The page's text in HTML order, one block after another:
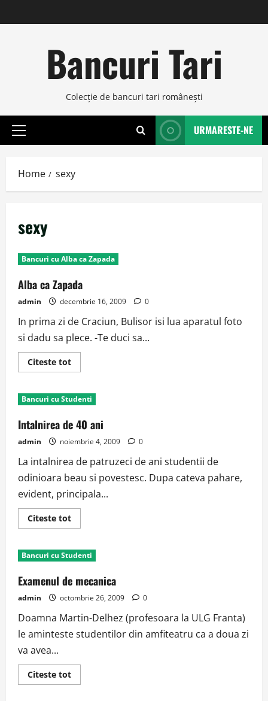
to
Bancuri Tari
Colecţie de bancuri tari româneşti
Primary
URMARESTE-NE
Home sexy
sexy
Bancuri cu Alba ca Zapada
Alba ca Zapada
admin decembrie 16, 2009 0
In prima zi de Craciun, Bulisor isi lua aparatul foto
si dadu sa plece. -Te duci sa...
Citeste totRead
more
ca
Zapada
Bancuri cu Studenti
Intalnirea de 40 ani
admin noiembrie 4, 2009 0
La intalnirea de patruzeci de ani studentii de
odinioara beau si povestesc. Dupa cateva pahare,
evident, principala...
Citeste totRead
more
de
40
Bancuri cu Studenti
Examenul de mecanica
admin octombrie 26, 2009 0
Doamna Martin-Delhez (profesoara la ULG Franta)
le aminteste studentilor din amfiteatru ca a doua zi
va avea...
Citeste totRead
more